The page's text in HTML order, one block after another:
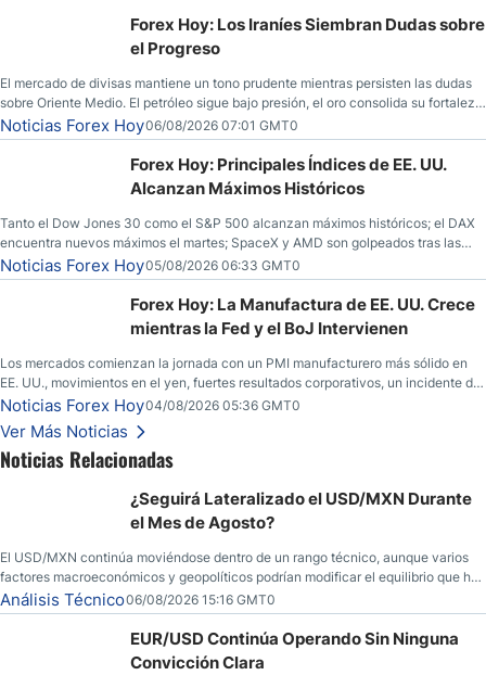
Forex Hoy: Los Iraníes Siembran Dudas sobre
el Progreso
El mercado de divisas mantiene un tono prudente mientras persisten las dudas
sobre Oriente Medio. El petróleo sigue bajo presión, el oro consolida su fortaleza
y los operadores esperan nuevas referencias económicas desde Estados
Unidos.
Noticias Forex Hoy06/08/2026 07:01 GMT0
Forex Hoy: Principales Índices de EE. UU.
Alcanzan Máximos Históricos
Tanto el Dow Jones 30 como el S&P 500 alcanzan máximos históricos; el DAX
encuentra nuevos máximos el martes; SpaceX y AMD son golpeados tras las
llamadas de ganancias; el petróleo crudo cae por debajo de los $80 con nuevas
esperanzas; el dólar estadounidense continúa intentando estabilizarse frente al
yen; el peso mexicano ve un repunte a medida que las tasas caen en EE. UU.
Noticias Forex Hoy05/08/2026 06:33 GMT0
Forex Hoy: La Manufactura de EE. UU. Crece
mientras la Fed y el BoJ Intervienen
Los mercados comienzan la jornada con un PMI manufacturero más sólido en
EE. UU., movimientos en el yen, fuertes resultados corporativos, un incidente de
seguridad en Bitcoin y nuevas señales desde el mercado del petróleo.
Noticias Forex Hoy04/08/2026 05:36 GMT0
Ver Más Noticias
Noticias Relacionadas
¿Seguirá Lateralizado el USD/MXN Durante
el Mes de Agosto?
El USD/MXN continúa moviéndose dentro de un rango técnico, aunque varios
factores macroeconómicos y geopolíticos podrían modificar el equilibrio que ha
dominado al mercado en las últimas semanas.
Análisis Técnico06/08/2026 15:16 GMT0
EUR/USD Continúa Operando Sin Ninguna
Convicción Clara